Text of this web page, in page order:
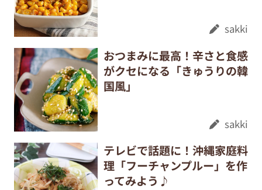
sakki
おつまみに最高！辛さと食感
がクセになる「きゅうりの韓
国風」
sakki
テレビで話題に！沖縄家庭料
理「フーチャンプルー」を作
ってみよう♪